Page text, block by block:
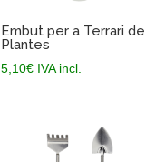
Embut per a Terrari de
Plantes
5,10€ IVA incl.